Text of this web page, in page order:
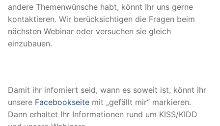
andere Themenwünsche habt, könnt Ihr uns gerne
kontaktieren. Wir berücksichtigen die Fragen beim
nächsten Webinar oder versuchen sie gleich
einzubauen.
Damit ihr infomiert seid, wann es soweit ist, könnt ihr
unsere Facebookseite mit „gefällt mir“ markieren.
Dann erhaltet Ihr Informationen rund um KISS/KIDD